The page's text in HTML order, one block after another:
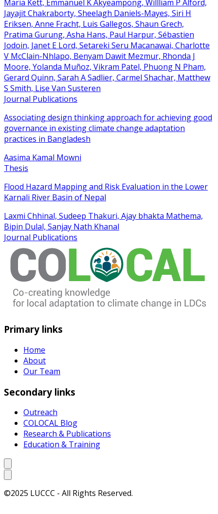
Maria Kett, Emmanuel K Akyeampong, Willliam P Alford,
Jayajit Chakraborty, Sheelagh Daniels-Mayes, Siri H
Eriksen, Anne Fracht, Luis Gallegos, Shaun Grech,
Pratima Gurung, Asha Hans, Paul Harpur, Sébastien
Jodoin, Janet E Lord, Setareki Seru Macanawai, Charlotte
V McClain-Nhlapo, Benyam Dawit Mezmur, Rhonda J
Moore, Yolanda Muñoz, Vikram Patel, Phuong N Pham,
Gerard Quinn, Sarah A Sadlier, Carmel Shachar, Matthew
S Smith, Lise Van Susteren
Journal Publications
Associating design thinking approach for achieving good
governance in existing climate change adaptation
practices in Bangladesh
Aasima Kamal Mowni
Thesis
Flood Hazard Mapping and Risk Evaluation in the Lower
Karnali River Basin of Nepal
Laxmi Chhinal, Sudeep Thakuri, Ajay bhakta Mathema,
Bipin Dulal, Sanjay Nath Khanal
Journal Publications
Primary links
Home
About
Our Team
Secondary links
Outreach
COLOCAL Blog
Research & Publications
Education & Training
©2025 LUCCC - All Rights Reserved.